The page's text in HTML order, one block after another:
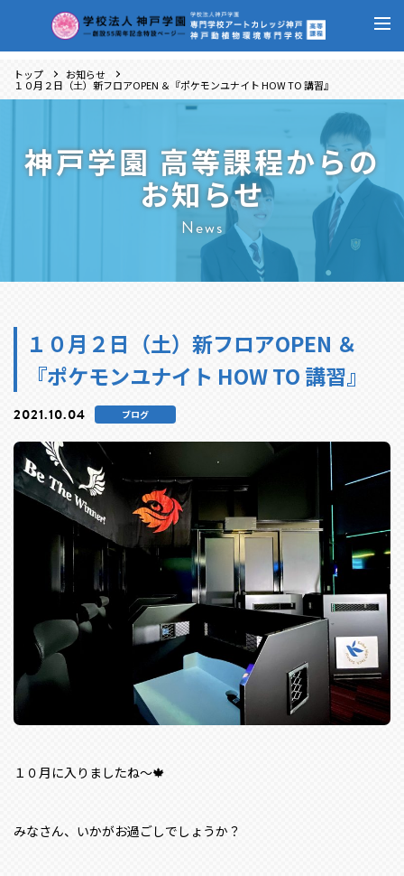
トップ お知らせ
１０月２日（土）新フロアOPEN ＆『ポケモンユナイト HOW TO 講習』
神戸学園 高等課程からの
お知らせ
News
１０月２日（土）新フロアOPEN ＆
『ポケモンユナイト HOW TO 講習』
2021.10.04 ブログ
１０月に入りましたね～🍁
みなさん、いかがお過ごしでしょうか？